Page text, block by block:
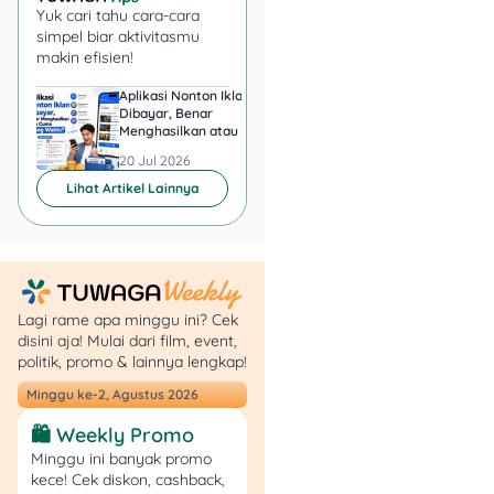
dikenakan pada biaya
layanan atau komisi
penyelenggara, yaitu
penjual atau pemilik
merchant, bukan pada
nominal transaksi yang
dibayar konsumen ya,
guys?‍♀️
Jika biaya layanan
Rp5.000 untuk
transaksi Rp100.000,
PPN 12% hanya
dihitung dari
Rp5.000, yaitu
Yuk cari tahu cara-cara
simpel biar aktivitasmu
makin efisien!
Aplikasi Nonton Iklan
Dibayar, Benar
Menghasilkan atau Cuma
20 Jul 2026
Lihat Artikel Lainnya
Lagi rame apa minggu ini? Cek
disini aja! Mulai dari film, event,
politik, promo & lainnya lengkap!
Minggu ke-2, Agustus 2026
🛍️ Weekly Promo
Minggu ini banyak promo
kece! Cek diskon, cashback,